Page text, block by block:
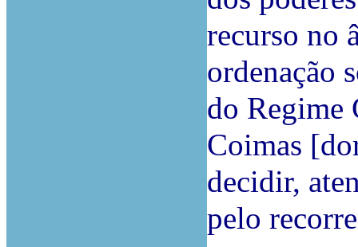
recurso no
ordenação
do Regime
Coimas
decidir,
pelo